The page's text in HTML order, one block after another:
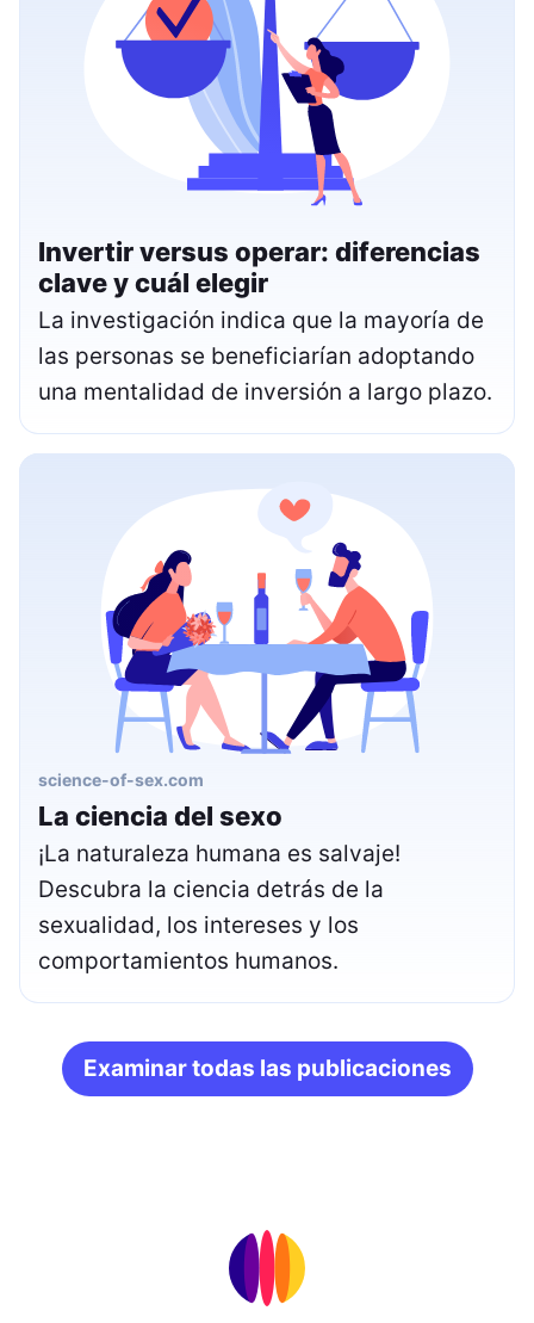
Invertir versus operar: diferencias
clave y cuál elegir
La investigación indica que la mayoría de
las personas se beneficiarían adoptando
una mentalidad de inversión a largo plazo.
science-of-sex.com
La ciencia del sexo
¡La naturaleza humana es salvaje!
Descubra la ciencia detrás de la
sexualidad, los intereses y los
comportamientos humanos.
Examinar todas las publicaciones